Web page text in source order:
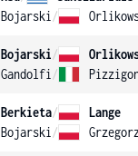
Bojarski /
Bojarski/
Gandolfi /
Berkieta/
Lange
Bojarski /